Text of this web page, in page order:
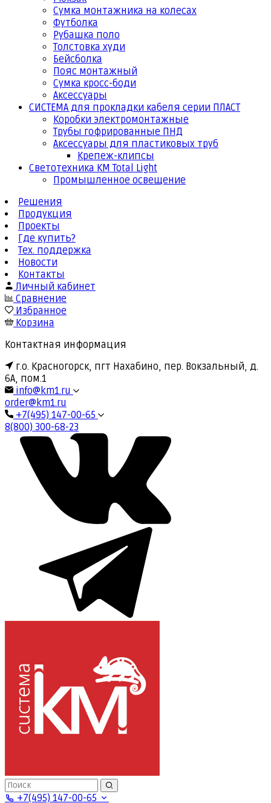
Сумка монтажника на колесах
Футболка
Рубашка поло
Толстовка худи
Бейсболка
Пояс монтажный
Сумка кросс-боди
Аксессуары
СИСТЕМА для прокладки кабеля серии ПЛАСТ
Коробки электромонтажные
Трубы гофрированные ПНД
Аксессуары для пластиковых труб
Крепеж-клипсы
Светотехника КМ Total Light
Промышленное освещение
Решения
Продукция
Проекты
Где купить?
Тех. поддержка
Новости
Контакты
Личный кабинет
Сравнение
Избранное
Корзина
Контактная информация
г.о. Красногорск, пгт Нахабино, пер. Вокзальный, д.
6А, пом.1
info@km1.ru
order@km1.ru
+7(495) 147-00-65
8(800) 300-68-23
+7(495) 147-00-65